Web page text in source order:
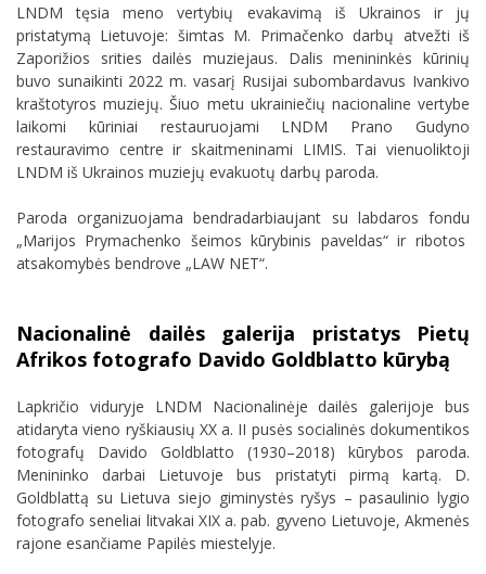
LNDM tęsia meno vertybių evakavimą iš Ukrainos ir jų
pristatymą Lietuvoje: šimtas M. Primačenko darbų atvežti iš
Zaporižios srities dailės muziejaus. Dalis menininkės kūrinių
buvo sunaikinti 2022 m. vasarį Rusijai subombardavus Ivankivo
kraštotyros muziejų. Šiuo metu ukrainiečių nacionaline vertybe
laikomi kūriniai restauruojami LNDM Prano Gudyno
restauravimo centre ir skaitmeninami LIMIS. Tai vienuoliktoji
LNDM iš Ukrainos muziejų evakuotų darbų paroda.
Paroda organizuojama bendradarbiaujant su labdaros fondu
„Marijos Prymachenko šeimos kūrybinis paveldas“ ir ribotos
atsakomybės bendrove „LAW NET“.
Nacionalinė dailės galerija pristatys Pietų
Afrikos fotografo Davido Goldblatto kūrybą
Lapkričio viduryje LNDM Nacionalinėje dailės galerijoje bus
atidaryta vieno ryškiausių XX a. II pusės socialinės dokumentikos
fotografų Davido Goldblatto (1930–2018) kūrybos paroda.
Menininko darbai Lietuvoje bus pristatyti pirmą kartą. D.
Goldblattą su Lietuva siejo giminystės ryšys – pasaulinio lygio
fotografo seneliai litvakai XIX a. pab. gyveno Lietuvoje, Akmenės
rajone esančiame Papilės miestelyje.